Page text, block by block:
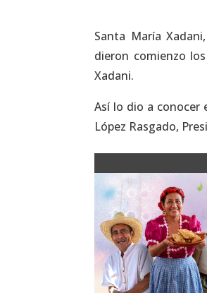
Santa María
dieron comienzo
Xadani.
Así lo dio a conocer
López Rasgado,